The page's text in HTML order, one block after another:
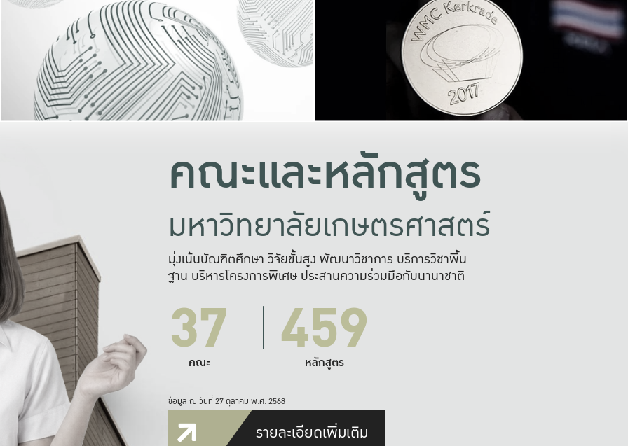
และความสุขอย่างยั่งยืน
มองปัญหาในภาพกว้าง
แก้ไขจากปัญหาจุดเล็กๆ
และผลักดันในการใช้ระบบส
เพื่อการทำงานแ
คณะและหลักสูตร
มหาวิทยาลัยเกษตรศาสตร์
มุ่งเน้นบัณฑิตศึกษา วิจัยขั้นสูง พัฒนาวิชาการ บริการวิชาพื้น
ฐาน บริหารโครงการพิเศษ ประสานความร่วมมือกับนานาชาติ
37
คณะ 459
หลักสูตร
ข้อมูล ณ วันที่ 27 ตุลาคม พ.ศ. 2568
รายละเอียดเพิ่มเติม